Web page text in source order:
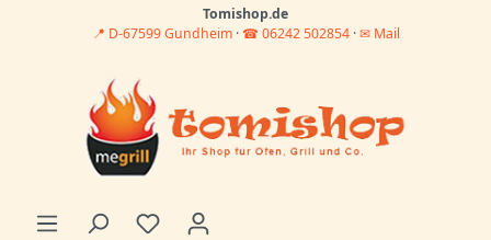
Tomishop.de
📍 D-67599 Gundheim · ☎ 06242 502854·✉ Mail